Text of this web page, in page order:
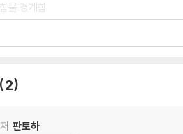
을 경계함
을 경계함
함
2
저 판토하